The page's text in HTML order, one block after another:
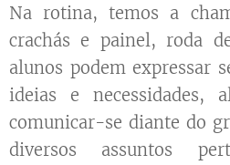
Na rotina, temos a
crachás e painel, roda
alunos podem expressar
ideias e necessidades,
comunicar-se diante do
diversos assuntos